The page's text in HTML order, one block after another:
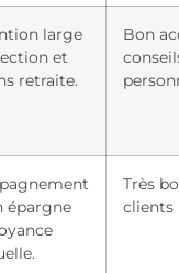
large
et
retraite.
Bon
épargne
Très
clients